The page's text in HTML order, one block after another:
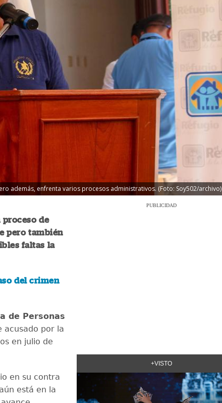
además, enfrenta varios procesos administrativos. (Foto: Soy502/archivo)
proceso de
pero también
faltas la
del crimen
de Personas
acusado por la
en julio de
en su contra
está en la
PUBLICIDAD
+VISTO